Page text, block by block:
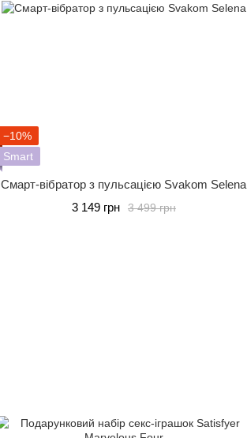
−10%
Smart
Смарт-вібратор з пульсацією Svakom Selena
3 499 грн
3 149 грн